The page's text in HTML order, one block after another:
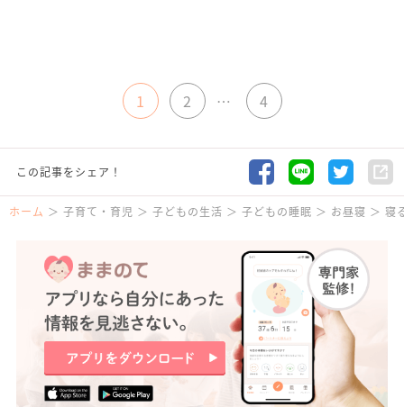
1 2 … 4
この記事をシェア！
ホーム 子育て・育児 子どもの生活 子どもの睡眠 お昼寝 寝